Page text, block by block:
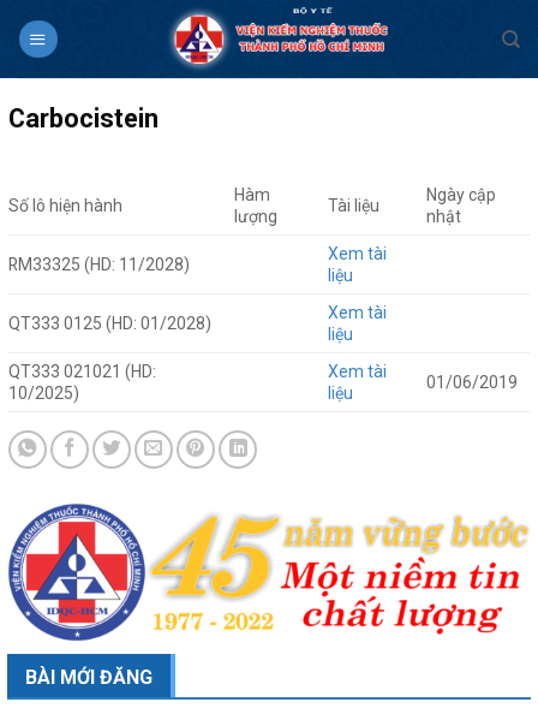
Carbocistein
Số lô hiện hành
Hàm
lượng
Tài liệu
Ngày cập
nhật
RM33325 (HD: 11/2028)
Xem tài
liệu
QT333 0125 (HD: 01/2028)
Xem tài
liệu
QT333 021021 (HD:
10/2025)
Xem tài
liệu
01/06/2019
BÀI MỚI ĐĂNG